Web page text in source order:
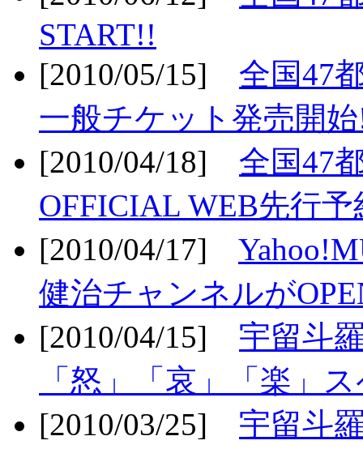
START!!
[2010/05/15] 全国47
一般チケット発売開
[2010/04/18] 全国47
OFFICIAL WEB先行
[2010/04/17]
健治チャンネルが
[2010/04/15] 宇留斗
「怒」「哀」「楽」
[2010/03/25] 宇留斗